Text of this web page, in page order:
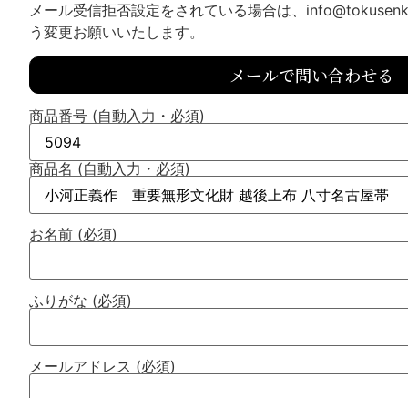
メール受信拒否設定をされている場合は、
う変更お願いいたします。
メールで問い合わせる
商品番号 (自動入力・必須)
商品名 (自動入力・必須)
お名前 (必須)
ふりがな (必須)
メールアドレス (必須)